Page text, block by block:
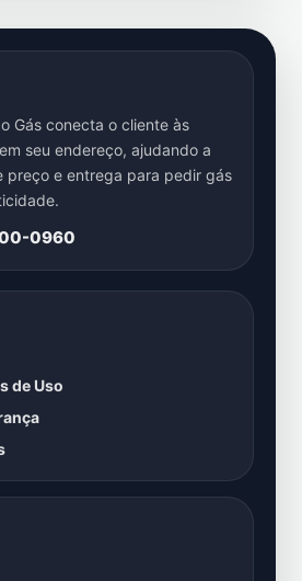
Gás conecta o cliente às
seu endereço, ajudando a
preço e entrega para pedir gás
0960
de Uso